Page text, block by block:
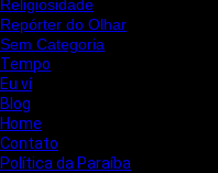
Religiosidade
Repórter do Olhar
Sem Categoria
Tempo
Eu ví
Blog
Home
Contato
Política da Paraíba